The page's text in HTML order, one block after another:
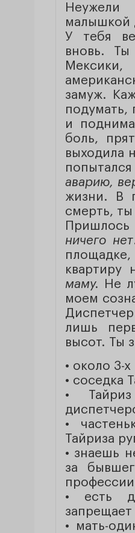
Неужели
малышкой
У тебя
вновь.
замуж.
подумать,
и
боль,
выходила
аварию,
жизни. В
смерть,
Пришлось
ничего нет
маму. Не
моем
лишь
высот. Ты
• около 3-
• соседка
•
•
Тайриза
• знаешь
за
профессии
• есть
• мать-